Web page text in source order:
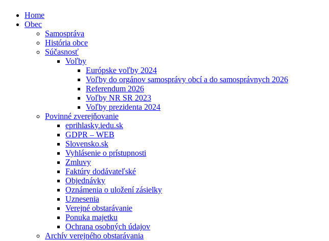
Home
Obec
Samospráva
História obce
Súčasnosť
Voľby
Európske voľby 2024
Voľby do orgánov samosprávy obcí a do samosprávnych 2026
Referendum 2026
Voľby NR SR 2023
Voľby prezidenta 2024
Povinné zverejňovanie
eprihlasky.iedu.sk
GDPR – WEB
Slovensko.sk
Vyhlásenie o prístupnosti
Zmluvy
Faktúry dodávateľské
Objednávky
Oznámenia o uložení zásielky
Uznesenia
Verejné obstarávanie
Ponuka majetku
Ochrana osobných údajov
Archív verejného obstarávania